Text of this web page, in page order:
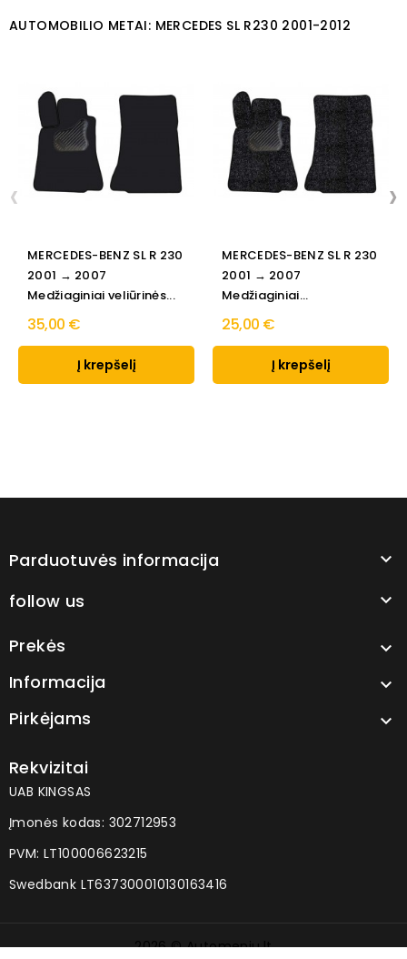
AUTOMOBILIO METAI: MERCEDES SL R230 2001-2012
MERCEDES-BENZ SL R 230
2001 → 2007
Medžiaginiai veliūrinės...
35,00 €
Į krepšelį
MERCEDES-BENZ SL R 230
2001 → 2007
Medžiaginiai
standartinės...
25,00 €
Į krepšelį
‹ ›
Parduotuvės informacija 
follow us 
Prekės 
Informacija 
Pirkėjams 
Rekvizitai
UAB KINGSAS
Įmonės kodas: 302712953
PVM: LT100006623215
Swedbank LT637300010130163416
2026 © Automeniu.lt